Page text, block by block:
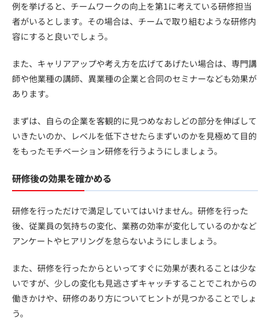
例を挙げると、チームワークの向上を第1に考えている研修担当
者がいるとします。その場合は、チームで取り組むような研修内
容にすると良いでしょう。
また、キャリアアップや考え方を広げてあげたい場合は、専門講
師や他業種の講師、異業種の企業と合同のセミナーなども効果が
あります。
まずは、自らの企業を客観的に見つめなおしどの部分を伸ばして
いきたいのか、レベルを低下させたらまずいのかを見極めて目的
をもったモチベーション研修を行うようにしましょう。
研修後の効果を確かめる
研修を行っただけで満足していてはいけません。研修を行った
後、従業員の気持ちの変化、業務の効率が変化しているのかなど
アンケートやヒアリングを怠らないようにしましょう。
また、研修を行ったからといってすぐに効果が表れることは少な
いですが、少しの変化も見逃さずキャッチすることでこれからの
働きかけや、研修のあり方についてヒントが見つかることでしょ
う。